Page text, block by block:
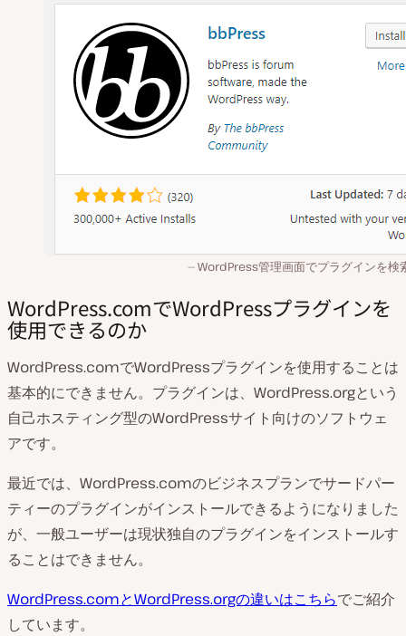
WordPress管理画面でプラグインを検
WordPress.comでWordPressプラグインを
使用できるのか
WordPress.comでWordPressプラグインを使用することは
基本的にできません。プラグインは、WordPress.orgという
自己ホスティング型のWordPressサイト向けのソフトウェ
アです。
最近では、WordPress.comのビジネスプランでサードパー
ティーのプラグインがインストールできるようになりました
が、一般ユーザーは現状独自のプラグインをインストールす
ることはできません。
WordPress.comとWordPress.orgの違いはこちらでご紹介
しています。